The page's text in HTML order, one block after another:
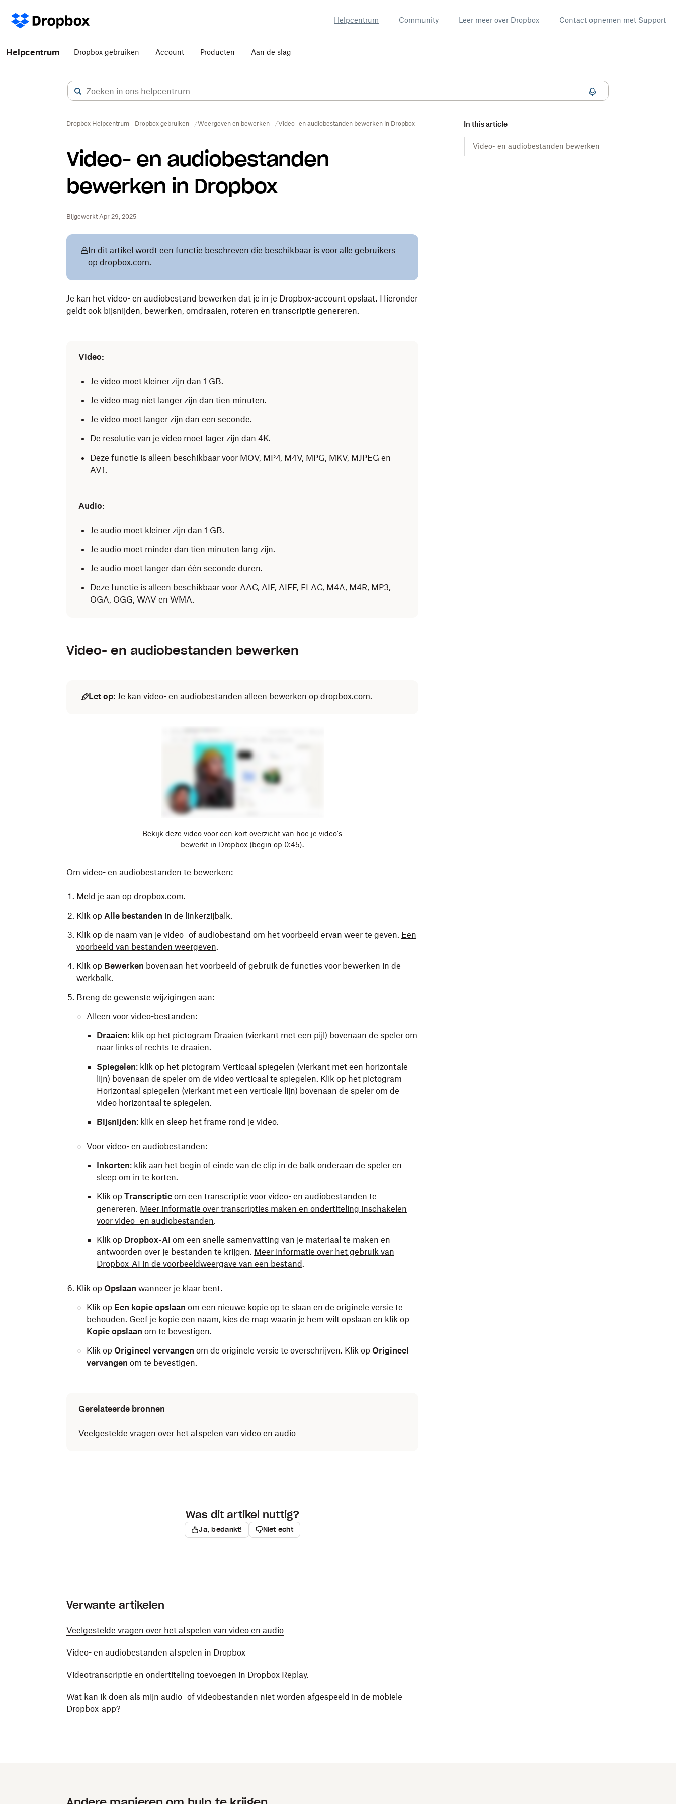
Helpcentrum Community Leer meer over Dropbox Contact opnemen met Support
Helpcentrum Dropbox gebruiken Account Producten Aan de slag
Dropbox Helpcentrum - Dropbox gebruiken Weergeven en bewerken Video- en audiobestanden bewerken in Dropbox
Video- en audiobestanden
bewerken in Dropbox
Bijgewerkt Apr 29, 2025
In this article
Video- en audiobestanden bewerken
In dit artikel wordt een functie beschreven die beschikbaar is voor alle gebruikers
op dropbox.com.
Je kan het video- en audiobestand bewerken dat je in je Dropbox-account opslaat. Hieronder
geldt ook bijsnijden, bewerken, omdraaien, roteren en transcriptie genereren.
Video:
Je video moet kleiner zijn dan 1 GB.
Je video mag niet langer zijn dan tien minuten.
Je video moet langer zijn dan een seconde.
De resolutie van je video moet lager zijn dan 4K.
Deze functie is alleen beschikbaar voor MOV, MP4, M4V, MPG, MKV, MJPEG en
AV1.
Audio:
Je audio moet kleiner zijn dan 1 GB.
Je audio moet minder dan tien minuten lang zijn.
Je audio moet langer dan één seconde duren.
Deze functie is alleen beschikbaar voor AAC, AIF, AIFF, FLAC, M4A, M4R, MP3,
OGA, OGG, WAV en WMA.
Video- en audiobestanden bewerken
Let op: Je kan video- en audiobestanden alleen bewerken op dropbox.com.
Bekijk deze video voor een kort overzicht van hoe je video's
bewerkt in Dropbox (begin op 0:45).
Om video- en audiobestanden te bewerken:
Meld je aan op dropbox.com.
Klik op Alle bestanden in de linkerzijbalk.
Klik op de naam van je video- of audiobestand om het voorbeeld ervan weer te geven. Een
voorbeeld van bestanden weergeven.
Klik op Bewerken bovenaan het voorbeeld of gebruik de functies voor bewerken in de
werkbalk.
Breng de gewenste wijzigingen aan:
Alleen voor video-bestanden:
Draaien: klik op het pictogram Draaien (vierkant met een pijl) bovenaan de speler om
naar links of rechts te draaien.
Spiegelen: klik op het pictogram Verticaal spiegelen (vierkant met een horizontale
lijn) bovenaan de speler om de video verticaal te spiegelen. Klik op het pictogram
Horizontaal spiegelen (vierkant met een verticale lijn) bovenaan de speler om de
video horizontaal te spiegelen.
Bijsnijden: klik en sleep het frame rond je video.
Voor video- en audiobestanden:
Inkorten: klik aan het begin of einde van de clip in de balk onderaan de speler en
sleep om in te korten.
Klik op Transcriptie om een transcriptie voor video- en audiobestanden te
genereren. Meer informatie over transcripties maken en ondertiteling inschakelen
voor video- en audiobestanden.
Klik op Dropbox-AI om een snelle samenvatting van je materiaal te maken en
antwoorden over je bestanden te krijgen. Meer informatie over het gebruik van
Dropbox-AI in de voorbeeldweergave van een bestand.
Klik op Opslaan wanneer je klaar bent.
Klik op Een kopie opslaan om een nieuwe kopie op te slaan en de originele versie te
behouden. Geef je kopie een naam, kies de map waarin je hem wilt opslaan en klik op
Kopie opslaan om te bevestigen.
Klik op Origineel vervangen om de originele versie te overschrijven. Klik op Origineel
vervangen om te bevestigen.
Gerelateerde bronnen
Veelgestelde vragen over het afspelen van video en audio
Was dit artikel nuttig?
Ja, bedankt! Niet echt
Verwante artikelen
Veelgestelde vragen over het afspelen van video en audio
Video- en audiobestanden afspelen in Dropbox
Videotranscriptie en ondertiteling toevoegen in Dropbox Replay.
Wat kan ik doen als mijn audio- of videobestanden niet worden afgespeeld in de mobiele
Dropbox-app?